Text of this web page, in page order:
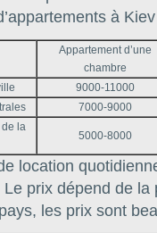
à
Appartement d’une
chambre
9000-11000
7000-9000
la
5000-8000
location
prix dépend de la
les prix sont